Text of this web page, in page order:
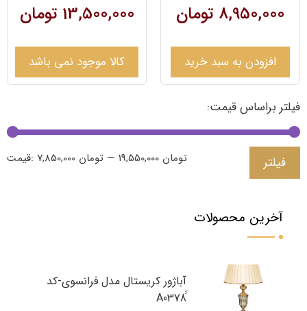
فیلتر براساس قیمت:
فیلتر قیمت: 7,850,000 تومان — 19,550,000 تومان
آخرین محصولات
آباژور کریستال مدل فرانسوی-کد
ََA0378
8,950,000 تومان
افزودن به سبد خرید
13,500,000 تومان
کالا موجود نمی باشد